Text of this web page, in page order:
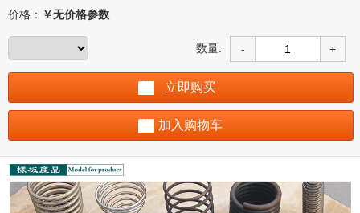
价格： ￥无价格参数
数量: - +
立即购买
加入购物车